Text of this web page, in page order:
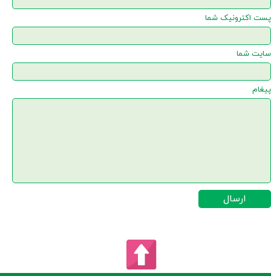
پست اکترونیک شما
سایت شما
پیغام
ارسال